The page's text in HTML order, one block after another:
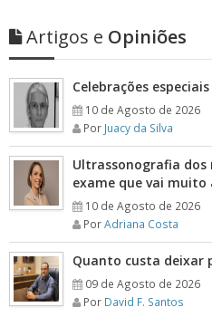
Artigos e Opiniões
Celebrações
10 de Agosto de 2026
Por Juacy da Silva
Ultrassonografia dos
exame que vai muito
10 de Agosto de 2026
PorAdriana Costa
Quanto custa deixar
09 de Agosto de 2026
Por David F. Santos